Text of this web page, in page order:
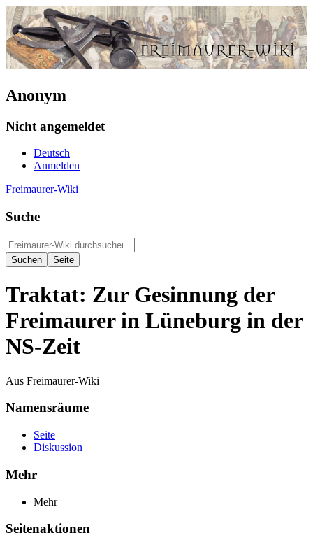
Anonym
Nicht angemeldet
Deutsch
Anmelden
Freimaurer-Wiki
Suche
Traktat: Zur Gesinnung der
Freimaurer in Lüneburg in der
NS-Zeit
Aus Freimaurer-Wiki
Namensräume
Seite
Diskussion
Mehr
Mehr
Seitenaktionen